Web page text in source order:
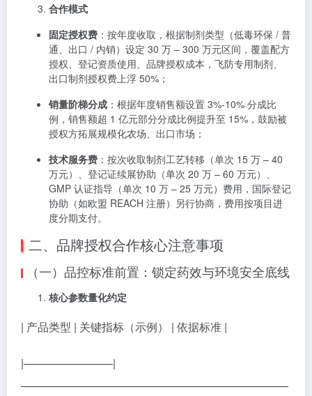
合作模式
固定授权费 ：按年度收取，根据制剂类型（低毒环保 / 普
通、出口 / 内销）设定 30 万 – 300 万元区间，覆盖配方
授权、登记资质使用、品牌授权成本，飞防专用制剂、
出口制剂授权费上浮 50%；
销量阶梯分成 ：根据年度销售额设置 3%-10% 分成比
例，销售额超 1 亿元部分分成比例提升至 15%，鼓励被
授权方拓展规模化农场、出口市场；
技术服务费 ：按次收取制剂工艺转移（单次 15 万 – 40
万元）、登记证续展协助（单次 20 万 – 60 万元）、
GMP 认证指导（单次 10 万 – 25 万元）费用，国际登记
协助（如欧盟 REACH 注册）另行协商，费用按项目进
度分期支付。
二、品牌授权合作核心注意事项
（一）品控标准前置：锁定药效与环境安全底线
核心参数量化约定
| 产品类型 | 关键指标（示例） | 依据标准 |
|————————|
————————————————————————